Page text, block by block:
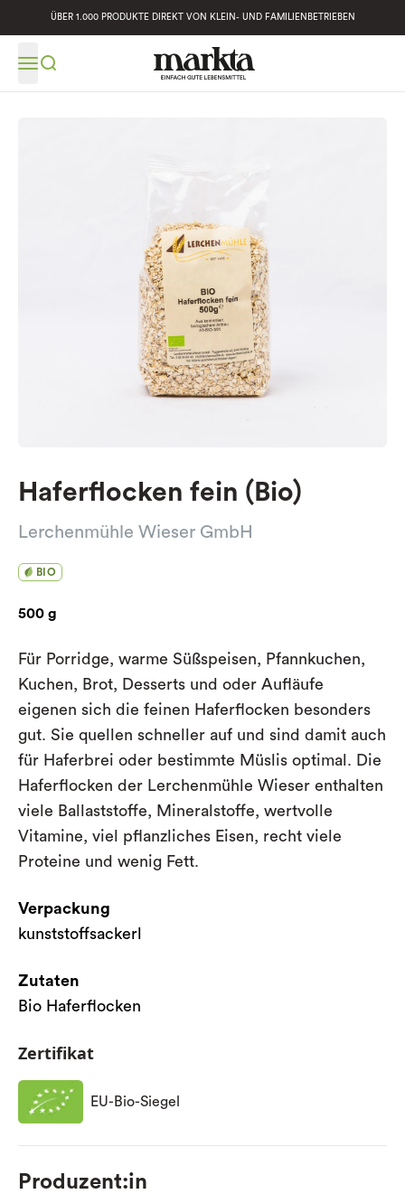
ÜBER 1.000 PRODUKTE DIREKT VON KLEIN- UND FAMILIENBETRIEBEN
Haferflocken fein (Bio)
Lerchenmühle Wieser GmbH
BIO
500 g
Für Porridge, warme Süßspeisen, Pfannkuchen,
Kuchen, Brot, Desserts und oder Aufläufe
eigenen sich die feinen Haferflocken besonders
gut. Sie quellen schneller auf und sind damit auch
für Haferbrei oder bestimmte Müslis optimal. Die
Haferflocken der Lerchenmühle Wieser enthalten
viele Ballaststoffe, Mineralstoffe, wertvolle
Vitamine, viel pflanzliches Eisen, recht viele
Proteine und wenig Fett.
Verpackung
kunststoffsackerl
Zutaten
Bio Haferflocken
Zertifikat
EU-Bio-Siegel
Produzent:in